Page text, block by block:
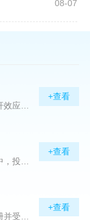
08-07
期货市场因其高效、透明以及杠杆效应而吸引着众多投资者的目光，但对初入此市场的新手而言，最初的一步——开户，往往充满了疑惑与顾虑，“期货开户很麻烦吗？”这是许多人的疑问。首先要明确的是，在中国进行期货交易需要通过正规的期货公司来开立账户。期货公司作为专业的金融服务机构，能够提供期货交易进出、风险管理等服务。因监管要求严格，期货开户过程中涉及到的身份验证、风险评估等步骤确实比较繁琐，但这些都是为了保护投资者的利益而设定的。开户流程一般包括：选择期货公司、提交个人资料进行身份验证、
+查看
+查看
+查看